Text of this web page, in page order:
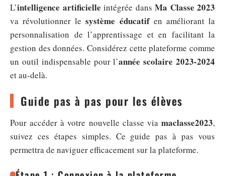
L’intelligence artificielle intégrée dans Ma Classe 2023
va révolutionner lesystème éducatifen améliorant la
personnalisation de l’apprentissage et en facilitant la
gestion des données. Considérez cette plateforme comme
un outil indispensable pour l’année scolaire 2023-2024
et au-delà.
Guide pas à pas pour les élèves
Pour accéder à votre nouvelle classe via maclasse2023,
suivez ces étapes simples. Ce guide pas à pas vous
permettra de naviguer efficacement sur la plateforme.